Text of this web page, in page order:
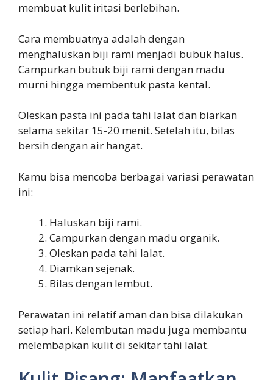
membuat kulit iritasi berlebihan.
Cara membuatnya adalah dengan
menghaluskan biji rami menjadi bubuk halus.
Campurkan bubuk biji rami dengan madu
murni hingga membentuk pasta kental.
Oleskan pasta ini pada tahi lalat dan biarkan
selama sekitar 15-20 menit. Setelah itu, bilas
bersih dengan air hangat.
Kamu bisa mencoba berbagai variasi perawatan
ini:
Haluskan biji rami.
Campurkan dengan madu organik.
Oleskan pada tahi lalat.
Diamkan sejenak.
Bilas dengan lembut.
Perawatan ini relatif aman dan bisa dilakukan
setiap hari. Kelembutan madu juga membantu
melembapkan kulit di sekitar tahi lalat.